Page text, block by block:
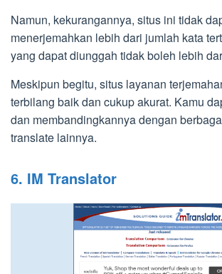
Namun, kekurangannya, situs ini tidak
menerjemahkan lebih dari jumlah kata
yang dapat diunggah tidak boleh lebih
Meskipun begitu, situs layanan
terbilang baik dan cukup akurat. Kamu
dan membandingkannya dengan
translate lainnya.
6. IM Translator